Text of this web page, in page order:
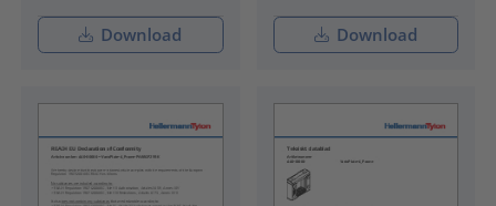
Download Download